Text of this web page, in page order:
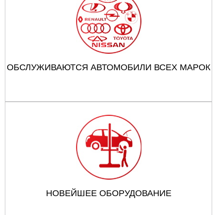
ОБСЛУЖИВАЮТСЯ АВТОМОБИЛИ ВСЕХ МАРОК
НОВЕЙШЕЕ ОБОРУДОВАНИЕ